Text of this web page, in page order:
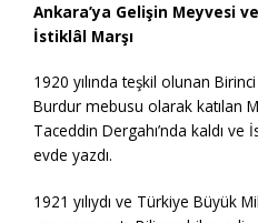
Ankara’ya Gelişin Meyvesi
İstiklâl Marşı
1920 yılında teşkil olunan
Burdur mebusu olarak katılan
Taceddin Dergahı’nda kaldı ve
evde yazdı.
1921 yılıydı ve Türkiye Büyük